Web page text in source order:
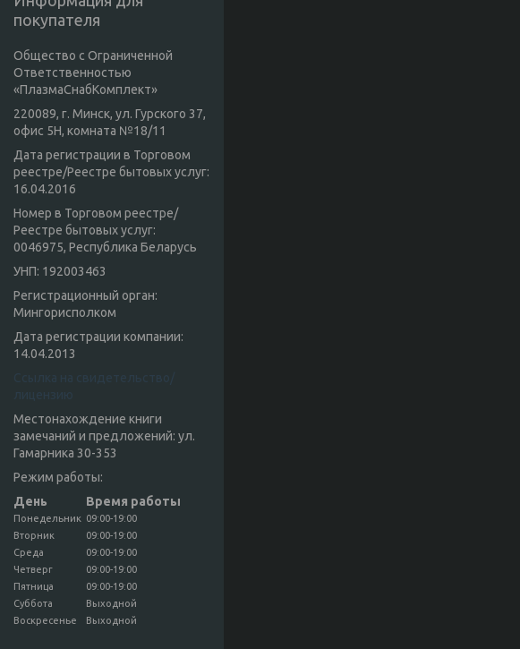
покупателя
Общество с Ограниченной
Ответственностью
«ПлазмаСнабКомплект»
220089, г. Минск, ул. Гурского 37,
офис 5Н, комната №18/11
Дата регистрации в Торговом
реестре/Реестре бытовых услуг:
16.04.2016
Номер в Торговом реестре/
Реестре бытовых услуг:
0046975, Республика Беларусь
УНП: 192003463
Регистрационный орган:
Мингорисполком
Дата регистрации компании:
14.04.2013
Ссылка на свидетельство/
Местонахождение книги
замечаний и предложений: ул.
Гамарника 30-353
Режим работы:
День
Время работы
Понедельник 09:00-19:00
Вторник
09:00-19:00
Среда
09:00-19:00
Четверг
09:00-19:00
Пятница
09:00-19:00
Суббота
Выходной
Воскресенье
Выходной